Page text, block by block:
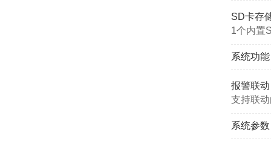
SD卡存
1个内置
系统功能
报警联
支持联
系统参数